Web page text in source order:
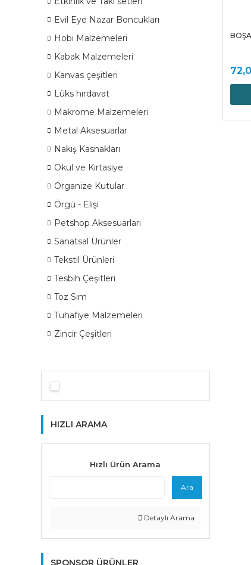
Evil Eye Nazar Boncukları
Hobi Malzemeleri
Kabak Malzemeleri
Kanvas çeşitleri
Lüks hırdavat
Makrome Malzemeleri
Metal Aksesuarlar
Nakış Kasnakları
Okul ve Kırtasiye
Organize Kutular
Örgü - Elişi
Petshop Aksesuarları
Sanatsal Ürünler
Tekstil Ürünleri
Tesbih Çeşitleri
Toz Sim
Tuhafiye Malzemeleri
Zincir Çeşitleri
HIZLI ARAMA
Hızlı Ürün Arama
Ara
Detaylı Arama
SPONSOR ÜRÜNLER